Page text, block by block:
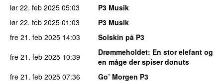
lør 22. feb 2025 05:03
P3 Musik
lør 22. feb 2025 01:03
P3 Musik
fre 21. feb 2025 14:03
Solskin på P3
fre 21. feb 2025 10:39 Drømmeholdet: En stor elefant og
en måge der spiser donuts
fre 21. feb 2025 07:36
Go’ Morgen P3